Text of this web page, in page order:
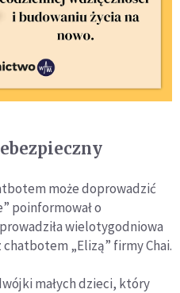
może doprowadzić
poinformował o
wielotygodniowa
„Elizą” firmy Chai.
małych dzieci, który